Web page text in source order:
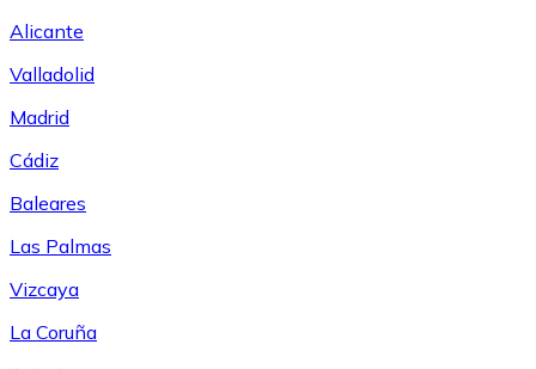
Alicante
Valladolid
Madrid
Cádiz
Baleares
Las Palmas
Vizcaya
La Coruña